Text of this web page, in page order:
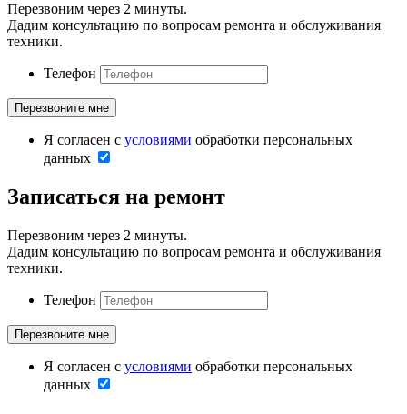
Перезвоним через 2 минуты.
Дадим консультацию по вопросам ремонта и обслуживания
техники.
Телефон
Я согласен с условиями обработки персональных
данных
Записаться на ремонт
Перезвоним через 2 минуты.
Дадим консультацию по вопросам ремонта и обслуживания
техники.
Телефон
Я согласен с условиями обработки персональных
данных